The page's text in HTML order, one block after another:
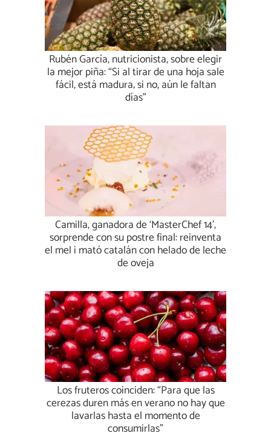
Rubén García, nutricionista, sobre elegir
la mejor piña: “Si al tirar de una hoja sale
fácil, está madura; si no, aún le faltan
días”
Camilla, ganadora de ‘MasterChef 14’,
sorprende con su postre final: reinventa
el mel i mató catalán con helado de leche
de oveja
Los fruteros coinciden: “Para que las
cerezas duren más en verano no hay que
lavarlas hasta el momento de
consumirlas”